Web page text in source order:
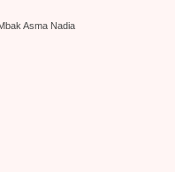
Asma Nadia